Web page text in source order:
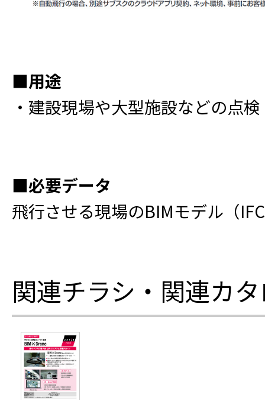
■用途
・建設現場や大型施設などの点
■必要データ
飛行させる現場のBIMモデル（
関連チラシ・関連カ